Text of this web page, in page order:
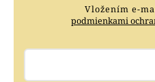
Vložením e-
podmienkami